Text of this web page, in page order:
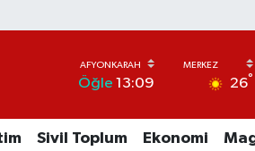
Öğle 13:09 26°
Sivil Toplum Ekonomi